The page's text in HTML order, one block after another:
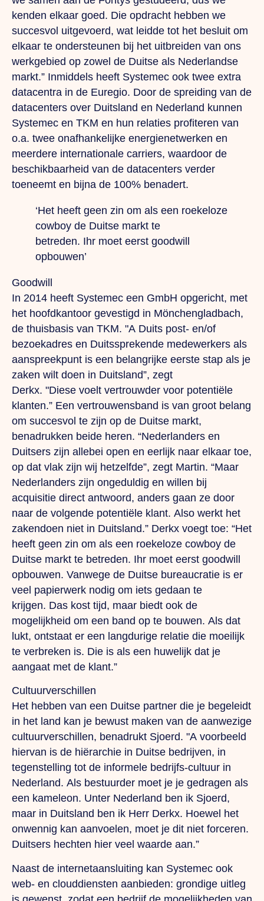
kenden elkaar goed. Die opdracht hebben we
succesvol uitgevoerd, wat leidde tot het besluit om
elkaar te ondersteunen bij het uitbreiden van ons
werkgebied op zowel de Duitse als Nederlandse
markt.” Inmiddels heeft Systemec ook twee extra
datacentra in de Euregio. Door de spreiding van de
datacenters over Duitsland en Nederland kunnen
Systemec en TKM en hun relaties profiteren van
o.a. twee onafhankelijke energienetwerken en
meerdere internationale carriers, waardoor de
beschikbaarheid van de datacenters verder
toeneemt en bijna de 100% benadert.
‘Het heeft geen zin om als een roekeloze
cowboy de Duitse markt te
betreden. Ihr moet eerst goodwill
opbouwen’
Goodwill
In 2014 heeft Systemec een GmbH opgericht, met
het hoofdkantoor gevestigd in Mönchengladbach,
de thuisbasis van TKM. "A Duits post- en/of
bezoekadres en Duitssprekende medewerkers als
aanspreekpunt is een belangrijke eerste stap als je
zaken wilt doen in Duitsland”, zegt
Derkx. "Diese voelt vertrouwder voor potentiële
klanten.” Een vertrouwensband is van groot belang
om succesvol te zijn op de Duitse markt,
benadrukken beide heren. “Nederlanders en
Duitsers zijn allebei open en eerlijk naar elkaar toe,
op dat vlak zijn wij hetzelfde”, zegt Martin. “Maar
Nederlanders zijn ongeduldig en willen bij
acquisitie direct antwoord, anders gaan ze door
naar de volgende potentiële klant. Also werkt het
zakendoen niet in Duitsland.” Derkx voegt toe: “Het
heeft geen zin om als een roekeloze cowboy de
Duitse markt te betreden. Ihr moet eerst goodwill
opbouwen. Vanwege de Duitse bureaucratie is er
veel papierwerk nodig om iets gedaan te
krijgen. Das kost tijd, maar biedt ook de
mogelijkheid om een band op te bouwen. Als dat
lukt, ontstaat er een langdurige relatie die moeilijk
te verbreken is. Die is als een huwelijk dat je
aangaat met de klant.”
Cultuurverschillen
Het hebben van een Duitse partner die je begeleidt
in het land kan je bewust maken van de aanwezige
cultuurverschillen, benadrukt Sjoerd. "A voorbeeld
hiervan is de hiërarchie in Duitse bedrijven, in
tegenstelling tot de informele bedrijfs-cultuur in
Nederland. Als bestuurder moet je je gedragen als
een kameleon. Unter Nederland ben ik Sjoerd,
maar in Duitsland ben ik Herr Derkx. Hoewel het
onwennig kan aanvoelen, moet je dit niet forceren.
Duitsers hechten hier veel waarde aan.”
Naast de internetaansluiting kan Systemec ook
web- en clouddiensten aanbieden: grondige uitleg